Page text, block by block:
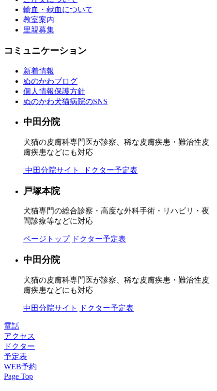
輸血・献血について
教室案内
里親募集
コミュニケーション
新着情報
ぬのかわブログ
個人情報保護方針
ぬのかわ犬猫病院のSNS
中田分院
犬猫の皮膚科専門医が診察、稀な皮膚疾患・難治性皮
膚疾患などにも対応
中田分院サイト ドクター予定表
戸塚本院
犬猫専門の総合診察・高度な外科手術・リハビリ・夜
間診療等などに対応
ページトップ ドクター予定表
中田分院
犬猫の皮膚科専門医が診察、稀な皮膚疾患・難治性皮
膚疾患などにも対応
中田分院サイト ドクター予定表
電話
アクセス
ドクター
予定表
WEB予約
Page Top